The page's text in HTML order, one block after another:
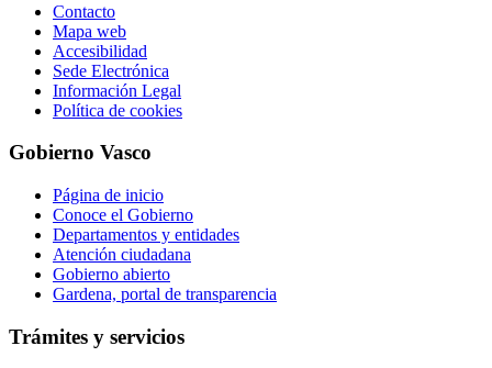
Contacto
Mapa web
Accesibilidad
Sede Electrónica
Información Legal
Política de cookies
Gobierno Vasco
Página de inicio
Conoce el Gobierno
Departamentos y entidades
Atención ciudadana
Gobierno abierto
Gardena, portal de transparencia
Trámites y servicios